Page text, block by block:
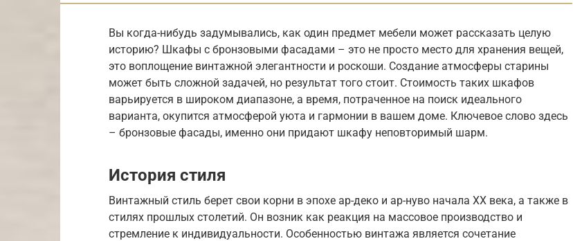
Вы когда-нибудь задумывались, как один предмет мебели может рассказать целую
историю? Шкафы с бронзовыми фасадами – это не просто место для хранения вещей,
это воплощение винтажной элегантности и роскоши. Создание атмосферы старины
может быть сложной задачей, но результат того стоит. Стоимость таких шкафов
варьируется в широком диапазоне, а время, потраченное на поиск идеального
варианта, окупится атмосферой уюта и гармонии в вашем доме. Ключевое слово здесь
– бронзовые фасады, именно они придают шкафу неповторимый шарм.
История стиля
Винтажный стиль берет свои корни в эпохе ар-деко и ар-нуво начала XX века, а также в
стилях прошлых столетий. Он возник как реакция на массовое производство и
стремление к индивидуальности. Особенностью винтажа является сочетание